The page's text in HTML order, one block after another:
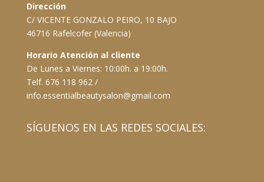
Dirección
C/ VICENTE GONZALO PEIRO, 10 BAJO
46716 Rafelcofer (Valencia)
Horario Atención al cliente
De Lunes a Viernes: 10:00h. a 19:00h.
Telf. 676 118 962 /
info.essentialbeautysalon@gmail.com
SÍGUENOS EN LAS REDES SOCIALES: